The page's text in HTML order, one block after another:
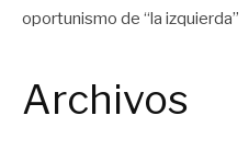
oportunismo de “la izquierda”
Archivos